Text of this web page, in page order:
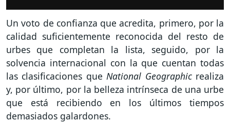
Un voto de confianza que acredita, primero, por la
calidad suficientemente reconocida del resto de
urbes que completan la lista, seguido, por la
solvencia internacional con la que cuentan todas
las clasificaciones queNational Geographic realiza
y, por último, por la belleza intrínseca de una urbe
que está recibiendo en los últimos tiempos
demasiados galardones.